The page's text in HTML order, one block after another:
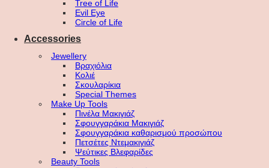
Tree of Life
Evil Eye
Circle of Life
Accessories
Jewellery
Βραχιόλια
Κολιέ
Σκουλαρίκια
Special Themes
Make Up Tools
Πινέλα Μακιγιάζ
Σφουγγαράκια Μακιγιάζ
Σφουγγαράκια καθαρισμού προσώπου
Πετσέτες Ντεμακιγιάζ
Ψεύτικες Βλεφαρίδες
Beauty Tools